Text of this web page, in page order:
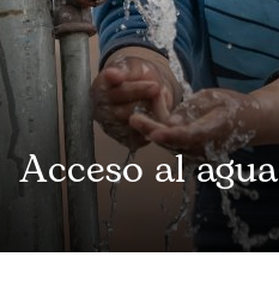
Acceso al agua